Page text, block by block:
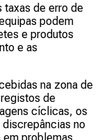
taxas de erro de
podem
e produtos
e as
na zona de
de
cíclicas, os
no
em problemas